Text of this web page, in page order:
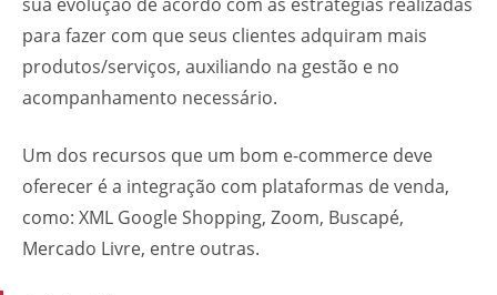
para fazer com que seus clientes adquiram mais
produtos/serviços, auxiliando na gestão e no
acompanhamento necessário.
Um dos recursos que um bom e-commerce deve
oferecer é a integração com plataformas de venda,
como: XML Google Shopping, Zoom, Buscapé,
Mercado Livre, entre outras.